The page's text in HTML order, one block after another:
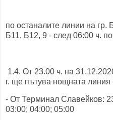
по останалите линии на
Б11, Б12, 9 - след 06:00 ч.
1.4. От 23.00 ч. на
г. ще пътува нощната линия
- От Терминал Славейков:
03:00; 04:00; 05:00